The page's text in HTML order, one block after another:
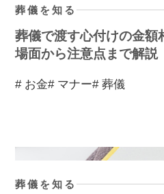
葬儀を知る
葬儀で渡す心付けの金額
場面から注意点まで解説
# お金# マナー# 葬儀
葬儀を知る